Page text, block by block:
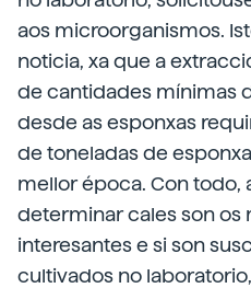
aos microorganismos.
noticia, xa que a
de cantidades mínimas
desde as esponxas
de toneladas de
mellor época. Con todo,
determinar cales son
interesantes e si son
cultivados no